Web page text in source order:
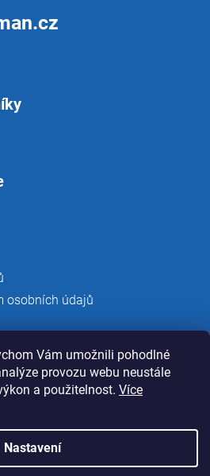
Vám umožnili pohodlné
provozu webu neustále
a použitelnost. Více
Nastavení
osobních údajů